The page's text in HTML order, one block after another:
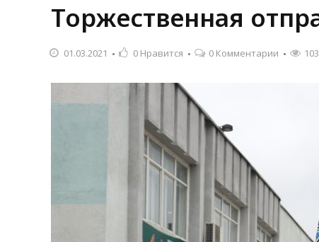
Торжественная
01.03.2021 0 Нравится 0 Комментарии